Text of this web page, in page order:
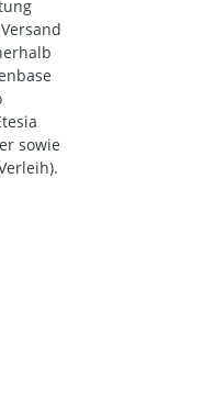
sowie